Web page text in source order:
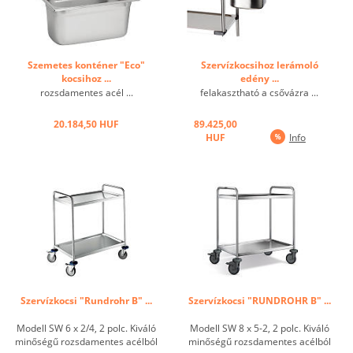
Szemetes konténer "Eco"
kocsihoz ...
rozsdamentes acél ...
20.184,50 HUF
Szervízkocsihoz lerámoló
edény ...
felakasztható a csővázra ...
89.425,00
HUF
Info
Szervízkocsi "Rundrohr B" ...
Modell SW 6 x 2/4, 2 polc. Kiváló
minőségű rozsdamentes acélból
Szervízkocsi "RUNDROHR B" ...
Modell SW 8 x 5-2, 2 polc. Kiváló
minőségű rozsdamentes acélból